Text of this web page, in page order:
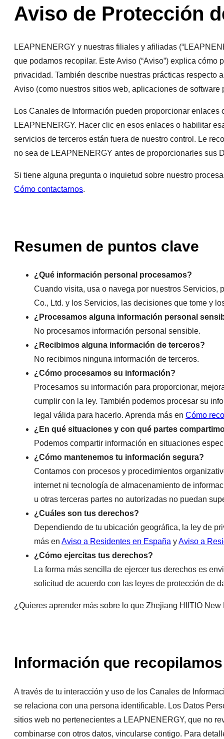
Aviso de Protección
LEAPNENERGY y nuestras filiales y afiliadas
que podamos recopilar. Este Aviso (“Aviso”) explica
privacidad. También describe nuestras prácticas
Aviso (como nuestros sitios web, aplicaciones de
Los Canales de Información pueden proporcionar
LEAPNENERGY. Hacer clic en esos enlaces o habilitar
servicios de terceros están fuera de nuestro control. Le
no sea de LEAPNENERGY antes de proporcionarles sus
Si tiene alguna pregunta o inquietud sobre nuestro
Cómo contactarnos.
Resumen de puntos clave
¿Qué información personal procesamos?
Cuando visita, usa o navega por nuestros Servicios,
Co., Ltd. y los Servicios, las decisiones que tome y
¿Procesamos alguna información personal
No procesamos información personal sensible.
¿Recibimos alguna información de terceros?
No recibimos ninguna información de terceros.
¿Cómo procesamos su información?
Procesamos su información para proporcionar,
cumplir con la ley. También podemos procesar su
legal válida para hacerlo. Aprenda más en Cómo
¿En qué situaciones y con qué partes
Podemos compartir información en situaciones
¿Cómo mantenemos tu información segura?
Contamos con procesos y procedimientos
internet ni tecnología de almacenamiento de
u otras terceras partes no autorizadas no puedan
¿Cuáles son tus derechos?
Dependiendo de tu ubicación geográfica, la ley de
más en Aviso a Residentes en España yAviso a
¿Cómo ejercitas tus derechos?
La forma más sencilla de ejercer tus derechos es
solicitud de acuerdo con las leyes de protección de
¿Quieres aprender más sobre lo que Zhejiang HIITIO
Información que recopilamos
A través de tu interacción y uso de los Canales de
se relaciona con una persona identificable. Los Datos
sitios web no pertenecientes a LEAPNENERGY, que no
combinarse con otros datos, vincularse contigo. Para